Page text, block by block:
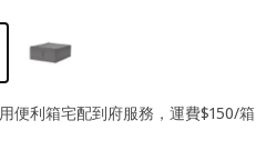
便利箱宅配到府服務，運費$150/箱